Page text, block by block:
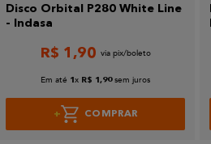
Disco Orbital P280 White Line
- Indasa
R$ 1 ,90
Em até 1x R$ 1,90 sem juros
COMPRAR